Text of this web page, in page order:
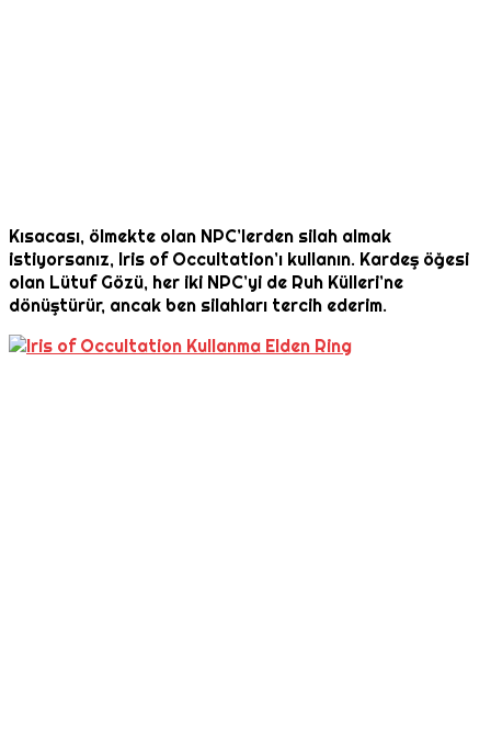
Kısacası, ölmekte olan NPC’lerden silah almak
istiyorsanız, Iris of Occultation’ı kullanın. Kardeş öğesi
olan Lütuf Gözü, her iki NPC’yi de Ruh Külleri’ne
dönüştürür, ancak ben silahları tercih ederim.